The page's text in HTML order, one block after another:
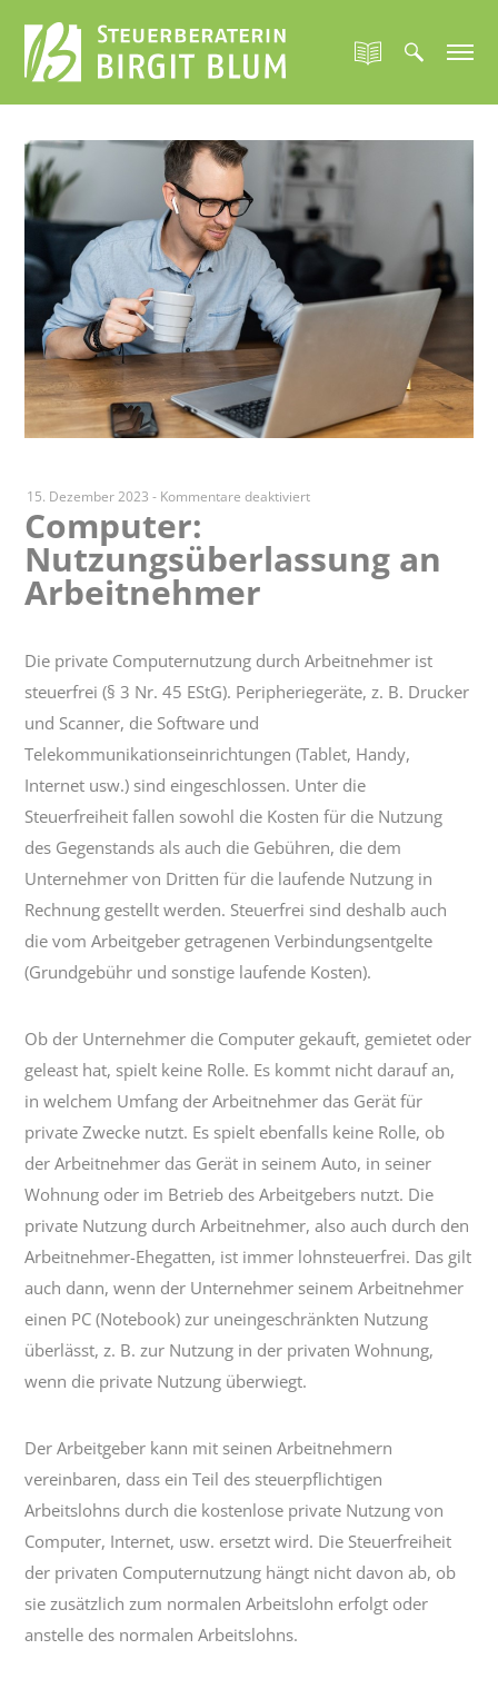
15. Dezember 2023 - Kommentare deaktiviertfür
an
Computer:
Nutzungsüberlassung an
Arbeitnehmer
Die private Computernutzung durch Arbeitnehmer ist
steuerfrei (§ 3 Nr. 45 EStG). Peripheriegeräte, z. B. Drucker
und Scanner, die Software und
Telekommunikationseinrichtungen (Tablet, Handy,
Internet usw.) sind eingeschlossen. Unter die
Steuerfreiheit fallen sowohl die Kosten für die Nutzung
des Gegenstands als auch die Gebühren, die dem
Unternehmer von Dritten für die laufende Nutzung in
Rechnung gestellt werden. Steuerfrei sind deshalb auch
die vom Arbeitgeber getragenen Verbindungsentgelte
(Grundgebühr und sonstige laufende Kosten).
Ob der Unternehmer die Computer gekauft, gemietet oder
geleast hat, spielt keine Rolle. Es kommt nicht darauf an,
in welchem Umfang der Arbeitnehmer das Gerät für
private Zwecke nutzt. Es spielt ebenfalls keine Rolle, ob
der Arbeitnehmer das Gerät in seinem Auto, in seiner
Wohnung oder im Betrieb des Arbeitgebers nutzt. Die
private Nutzung durch Arbeitnehmer, also auch durch den
Arbeitnehmer-Ehegatten, ist immer lohnsteuerfrei. Das gilt
auch dann, wenn der Unternehmer seinem Arbeitnehmer
einen PC (Notebook) zur uneingeschränkten Nutzung
überlässt, z. B. zur Nutzung in der privaten Wohnung,
wenn die private Nutzung überwiegt.
Der Arbeitgeber kann mit seinen Arbeitnehmern
vereinbaren, dass ein Teil des steuerpflichtigen
Arbeitslohns durch die kostenlose private Nutzung von
Computer, Internet, usw. ersetzt wird. Die Steuerfreiheit
der privaten Computernutzung hängt nicht davon ab, ob
sie zusätzlich zum normalen Arbeitslohn erfolgt oder
anstelle des normalen Arbeitslohns.